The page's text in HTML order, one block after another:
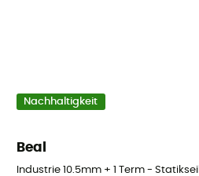
Nachhaltigkeit
Beal
Industrie 10.5mm + 1 Term - Statikseil